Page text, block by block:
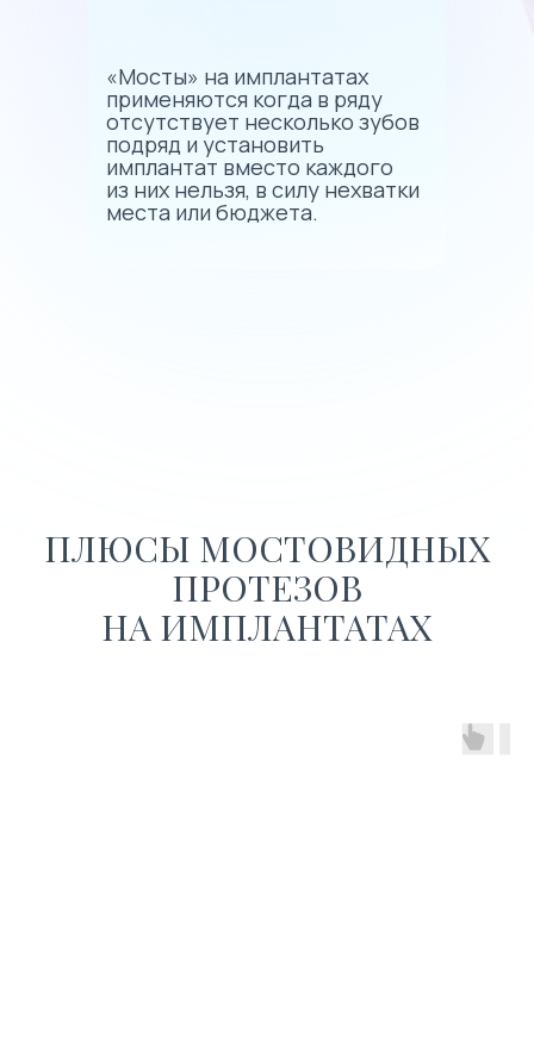
«Мосты» на имплантатах
применяются когда в ряду
отсутствует несколько зубов
подряд и установить
имплантат вместо каждого
из них нельзя, в силу нехватки
места или бюджета.
ПЛЮСЫ МОСТОВИДНЫХ
ПРОТЕЗОВ
НА ИМПЛАНТАТАХ